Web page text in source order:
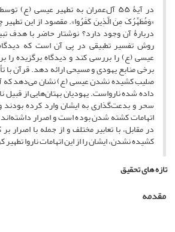
در آیۀ ۵۵ آل‌عمران به تطهیر عیسی
«وَمُطَهِّرُکَ مِنَ الَّذِینَ کَفَرُوا». مقصود از این
دربارۀ آن وجود دارد؟ نوشتار حاضر با هدف
روش تفسیر تطبیقی در پی آن است که
عیسی (ع) را بررسی کند و دیدگاه برگزیده را
برخی منابع یهودی و مسیحی ارائه دهد. قرآن با
صلیب کشیده نشدن عیسی (ع) نشان می‌دهد که
داده شده نارواست. یهودیان بهتان‌هایی از قبیل
سحر و بدعت‌گذاری به ایشان وارد کرده‌ بودند
اتهامات کشته شدن بوده است و اصرار داشته‌اند
در مقابل، با تعابیر مختلف و از جمله با
کشیده نشدن، ایشان را از این اتهامات ناروا
تازه های تحقیق
مقدمه